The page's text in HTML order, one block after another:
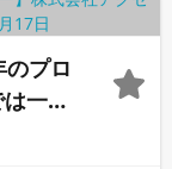
のプロ
一生